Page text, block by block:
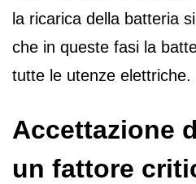
la ricarica della batteria
che in queste fasi la
tutte le utenze elettriche.
Accettazione
un fattore